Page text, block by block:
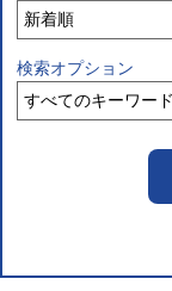
検索オプション